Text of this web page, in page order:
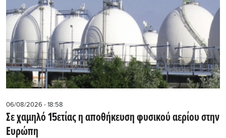
06/08/2026 - 18:58
Σε χαμηλό 15ετίας η αποθήκευση φυσικού αερίου στην
Ευρώπη